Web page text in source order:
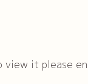
it please